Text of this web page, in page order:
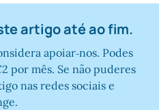
artigo até ao fim.
apoiar‑nos. Podes
por mês. Se não puderes
nas redes sociais e